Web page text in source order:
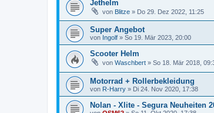
Jethelm
von Blitze » Do 29. Dez 2022, 11:25
Super Angebot
von Ingolf » So 19. Mär 2023, 20:00
Scooter Helm
von Waschbert » So 18. Mär 2018,
Motorrad + Rollerbekleidung
von R-Harry » Di 24. Nov 2020, 17:38
Nolan - Xlite - Segura Neuheiten